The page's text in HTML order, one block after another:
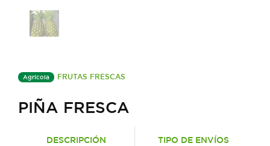
Agrícola FRUTAS FRESCAS
PIÑA FRESCA
DESCRIPCIÓN TIPO DE ENVÍOS